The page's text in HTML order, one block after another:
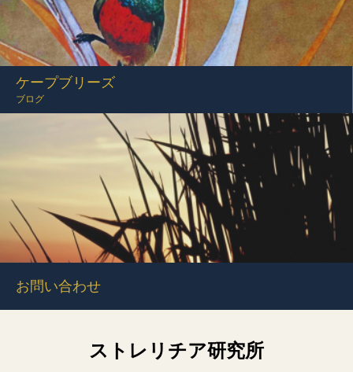
ケープブリーズ
ブログ
お問い合わせ
ストレリチア研究所